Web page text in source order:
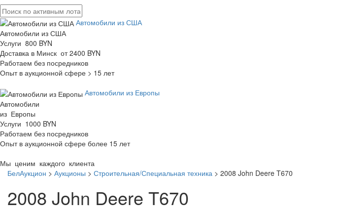
Автомобили из США
Автомобили из США
Услуги 800 BYN
Доставка в Минск от 2400 BYN
Работаем без посредников
Опыт в аукционной сфере > 15 лет
Автомобили из Европы
Автомобили
из Европы
Услуги 1000 BYN
Работаем без посредников
Опыт в аукционной сфере более 15 лет
Мы ценим каждого клиента
БелАукцион > Аукционы > Строительная/Специальная техника > 2008 John Deere T670
2008 John Deere T670